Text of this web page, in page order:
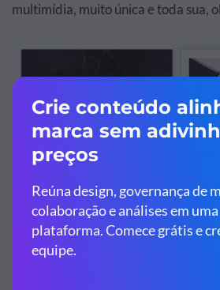
multimídia, muito única e toda sua,